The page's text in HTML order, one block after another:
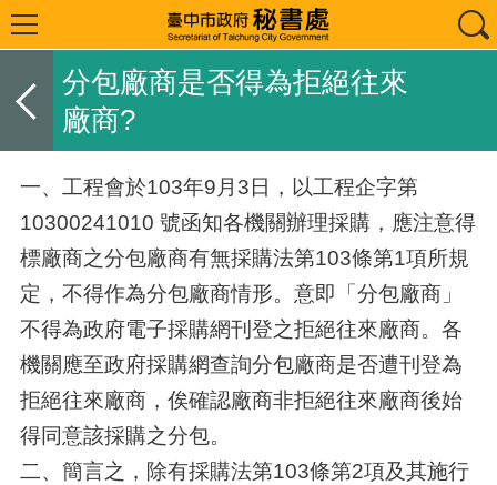
分包廠商是否得為拒絕往來
廠商?
一、工程會於103年9月3日，以工程企字第
10300241010 號函知各機關辦理採購，應注意得
標廠商之分包廠商有無採購法第103條第1項所規
定，不得作為分包廠商情形。意即「分包廠商」
不得為政府電子採購網刊登之拒絕往來廠商。各
機關應至政府採購網查詢分包廠商是否遭刊登為
拒絕往來廠商，俟確認廠商非拒絕往來廠商後始
得同意該採購之分包。
二、簡言之，除有採購法第103條第2項及其施行